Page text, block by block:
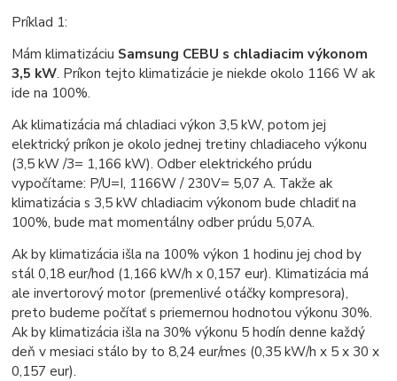
Príklad 1:
Mám klimatizáciu Samsung CEBU s chladiacim výkonom
3,5 kW. Príkon tejto klimatizácie je niekde okolo 1166 W ak
ide na 100%.
Ak klimatizácia má chladiaci výkon 3,5 kW, potom jej
elektrický príkon je okolo jednej tretiny chladiaceho výkonu
(3,5 kW /3= 1,166 kW). Odber elektrického prúdu
vypočítame: P/U=I, 1166W / 230V= 5,07 A. Takže ak
klimatizácia s 3,5 kW chladiacim výkonom bude chladiť na
100%, bude mat momentálny odber prúdu 5,07A.
Ak by klimatizácia išla na 100% výkon 1 hodinu jej chod by
stál 0,18 eur/hod (1,166 kW/h x 0,157 eur). Klimatizácia má
ale invertorový motor (premenlivé otáčky kompresora),
preto budeme počítať s priemernou hodnotou výkonu 30%.
Ak by klimatizácia išla na 30% výkonu 5 hodín denne každý
deň v mesiaci stálo by to 8,24 eur/mes (0,35 kW/h x 5 x 30 x
0,157 eur).